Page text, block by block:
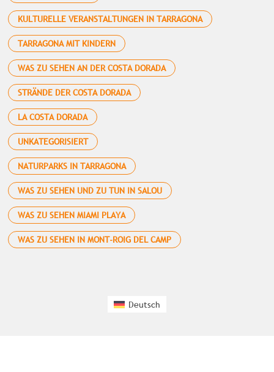
KULTURELLE VERANSTALTUNGEN IN TARRAGONA
TARRAGONA MIT KINDERN
WAS ZU SEHEN AN DER COSTA DORADA
STRÄNDE DER COSTA DORADA
LA COSTA DORADA
UNKATEGORISIERT
NATURPARKS IN TARRAGONA
WAS ZU SEHEN UND ZU TUN IN SALOU
WAS ZU SEHEN MIAMI PLAYA
WAS ZU SEHEN IN MONT-ROIG DEL CAMP
Deutsch